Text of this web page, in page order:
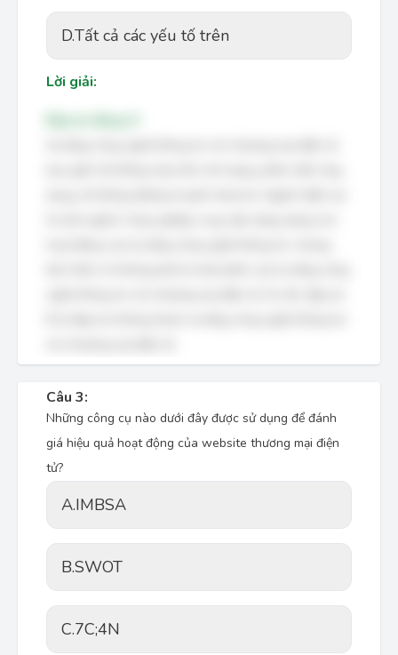
D.Tất cả các yếu tố trên
Lời giải:
Câu 3:
Những công cụ nào dưới đây được sử dụng để đánh
giá hiệu quả hoạt động của website thương mại điện
tử?
A.IMBSA
B.SWOT
C.7C;4N